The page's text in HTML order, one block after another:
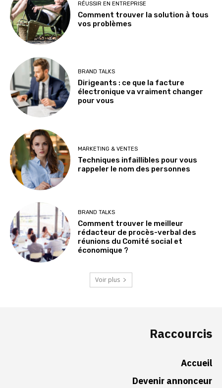
RÉUSSIR EN ENTREPRISE
Comment trouver la solution à tous
vos problèmes
BRAND TALKS
Dirigeants : ce que la facture
électronique va vraiment changer
pour vous
MARKETING & VENTES
Techniques infaillibles pour vous
rappeler le nom des personnes
BRAND TALKS
Comment trouver le meilleur
rédacteur de procès-verbal des
réunions du Comité social et
économique ?
Voir plus
Raccourcis
Accueil
Devenir annonceur